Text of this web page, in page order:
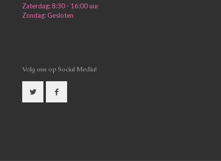
Zaterdag: 8:30 - 16:00 uur
Zondag: Gesloten
Volg ons op Social Media!